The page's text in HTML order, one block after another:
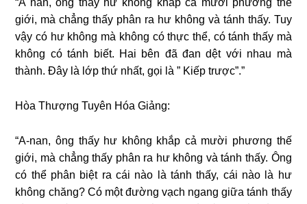
“A nan, ông thấy hư không khắp cả mười phương thế
giới, mà chẳng thấy phân ra hư không và tánh thấy. Tuy
vậy có hư không mà không có thực thể, có tánh thấy mà
không có tánh biết. Hai bên đã đan dệt với nhau mà
thành. Đây là lớp thứ nhất, gọi là ” Kiếp trược”.”
Hòa Thượng Tuyên Hóa Giảng:
“A-nan, ông thấy hư không khắp cả mười phương thế
giới, mà chẳng thấy phân ra hư không và tánh thấy. Ông
có thể phân biệt ra cái nào là tánh thấy, cái nào là hư
không chăng? Có một đường vạch ngang giữa tánh thấy